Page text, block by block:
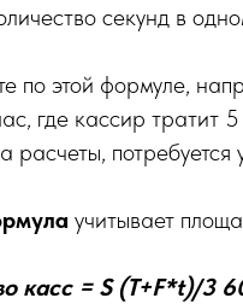
секунд в
по этой формуле,
где кассир тратит
расчеты, потребуется
учитывает
касс = S (T+F*t)/3